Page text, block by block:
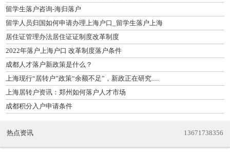
留学生落户咨询-海归落户
留学人员归国如何申请办理上海户口_留学生落户上海
居住证管理办法居住证证制度改革制度
2022年落户上海户口 改革制度落户条件
成都人才落户新政策是什么？
上海现行“居转户”政策“余额不足”，新政正在研究.....
上海居转户资讯：郑州如何落户人才市场
成都积分入户申请条件
热点资讯 13671738356